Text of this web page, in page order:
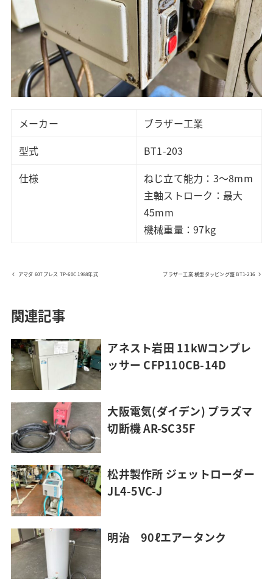
メーカー
ブラザー工業
型式
BT1-203
仕様
ねじ立て能力：3～8mm
主軸ストローク：最大
45mm
機械重量：97kg
アマダ 60Tプレス TP-60C 1988年式 ブラザー工業 横型タッピング盤 BT1-216
関連記事
アネスト岩田 11kWコンプレ
ッサー CFP110CB-14D
大阪電気(ダイデン) プラズマ
切断機 AR-SC35F
松井製作所 ジェットローダー
JL4-5VC-J
明治 90ℓエアータンク